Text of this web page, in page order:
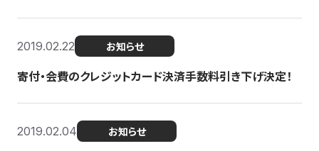
2019.02.22 お知らせ
寄付・会費のクレジットカード決済手数料引き下げ決定！
2019.02.04 お知らせ